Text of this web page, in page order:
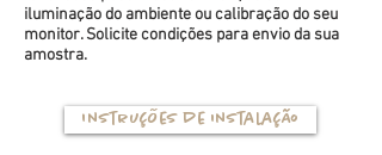
iluminação do ambiente ou calibração do seu
monitor. Solicite condições para envio da sua
amostra.
Instruções de instalação